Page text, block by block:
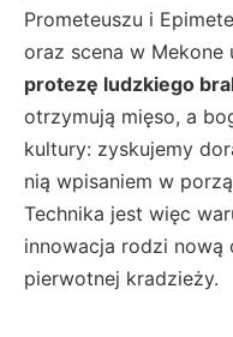
Prometeuszu i
oraz scena w Mekone
protezę ludzkiego
otrzymują mięso, a
kultury: zyskujemy
nią wpisaniem w
Technika jest więc
innowacja rodzi
pierwotnej kradzieży.